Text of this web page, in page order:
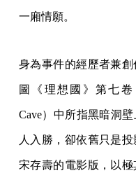
一廂情願。
身為事件的經歷者兼
圖《理想國》第七卷
Cave）中所指黑暗洞
人入勝，卻依舊只是
宋存壽的電影版，以